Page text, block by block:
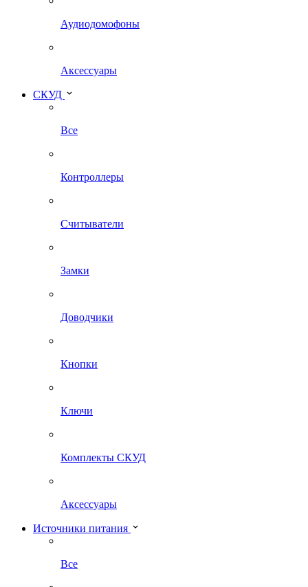
Аудиодомофоны
Аксессуары
СКУД
Все
Контроллеры
Считыватели
Замки
Доводчики
Кнопки
Ключи
Комплекты СКУД
Аксессуары
Источники питания
Все